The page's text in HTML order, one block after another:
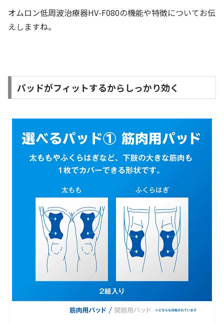
オムロン低周波治療器HV-F080の機能や特徴についてお伝
えしますね。
パッドがフィットするからしっかり効く